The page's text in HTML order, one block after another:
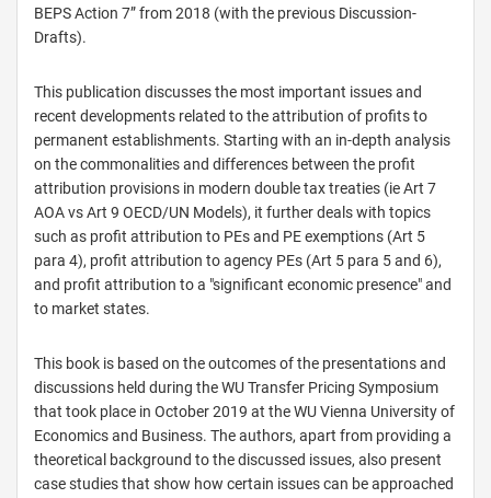
BEPS Action 7” from 2018 (with the previous Discussion-
Drafts).
This publication discusses the most important issues and
recent developments related to the attribution of profits to
permanent establishments. Starting with an in-depth analysis
on the commonalities and differences between the profit
attribution provisions in modern double tax treaties (ie Art 7
AOA vs Art 9 OECD/UN Models), it further deals with topics
such as profit attribution to PEs and PE exemptions (Art 5
para 4), profit attribution to agency PEs (Art 5 para 5 and 6),
and profit attribution to a "significant economic presence" and
to market states.
This book is based on the outcomes of the presentations and
discussions held during the WU Transfer Pricing Symposium
that took place in October 2019 at the WU Vienna University of
Economics and Business. The authors, apart from providing a
theoretical background to the discussed issues, also present
case studies that show how certain issues can be approached